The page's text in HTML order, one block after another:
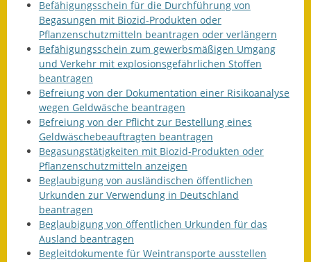
Befähigungsschein für die Durchführung von
Begasungen mit Biozid-Produkten oder
Pflanzenschutzmitteln beantragen oder verlängern
Befähigungsschein zum gewerbsmäßigen Umgang
und Verkehr mit explosionsgefährlichen Stoffen
beantragen
Befreiung von der Dokumentation einer Risikoanalyse
wegen Geldwäsche beantragen
Befreiung von der Pflicht zur Bestellung eines
Geldwäschebeauftragten beantragen
Begasungstätigkeiten mit Biozid-Produkten oder
Pflanzenschutzmitteln anzeigen
Beglaubigung von ausländischen öffentlichen
Urkunden zur Verwendung in Deutschland
beantragen
Beglaubigung von öffentlichen Urkunden für das
Ausland beantragen
Begleitdokumente für Weintransporte ausstellen